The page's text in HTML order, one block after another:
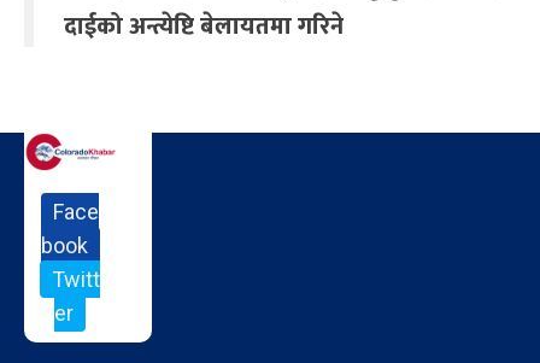
दाईको अन्त्येष्टि बेलायतमा गरिने
Face
book
Twitt
er